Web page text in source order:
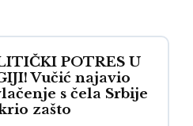
POTRES U
Vučić najavio
s čela Srbije
zašto